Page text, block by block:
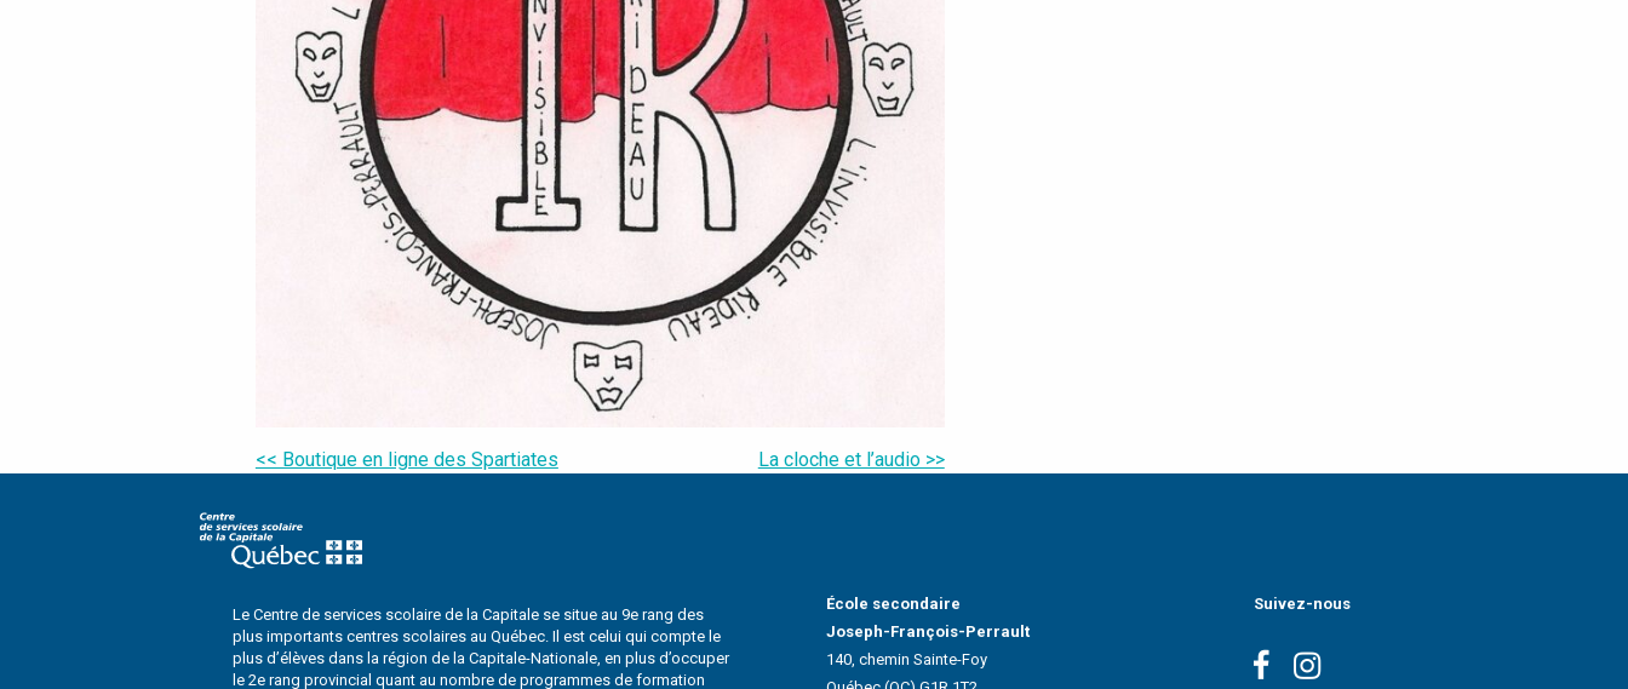
Navigation
l’article
<< Boutique en ligne des Spartiates La cloche et l’audio >>
Le Centre de services scolaire de la Capitale se situe au 9e rang des
plus importants centres scolaires au Québec. Il est celui qui compte le
plus d’élèves dans la région de la Capitale-Nationale, en plus d’occuper
le 2e rang provincial quant au nombre de programmes de formation
École secondaire
Joseph-François-Perrault
140, chemin Sainte-Foy
Suivez-nous
FacebookInstagram